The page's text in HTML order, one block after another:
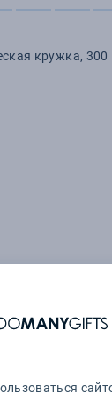
кружка, 300